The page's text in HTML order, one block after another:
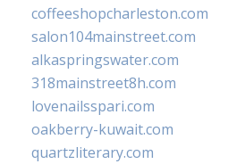
coffeeshopcharleston.com
salon104mainstreet.com
alkaspringswater.com
318mainstreet8h.com
lovenailsspari.com
oakberry-kuwait.com
quartzliterary.com